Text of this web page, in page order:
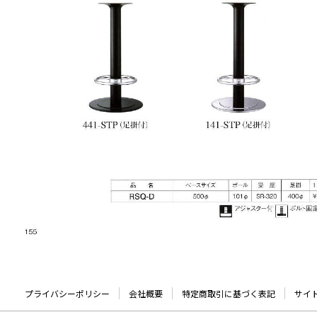
プライバシーポリシー 会社概要 特定商取引に基づく表記 サイ